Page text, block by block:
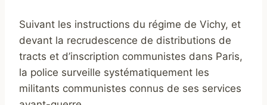
Suivant les instructions du régime de Vichy, et
devant la recrudescence de distributions de
tracts et d’inscription communistes dans Paris,
la police surveille systématiquement les
militants communistes connus de ses services